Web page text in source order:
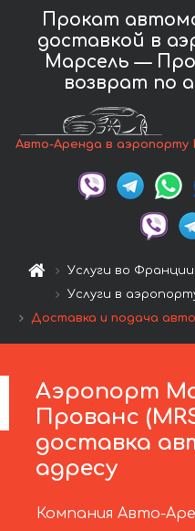
Прокат
доставкой в
Марсель —
возврат по
Авто-Аренда в
Услуги во Франции
Услуги в
Доставка и подача авто
Аэропорт
Прованс
доставка
адресу
Компания Авто-